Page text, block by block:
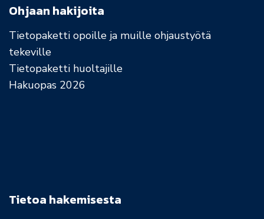
Ohjaan hakijoita
Tietopaketti opoille ja muille ohjaustyötä
tekeville
Tietopaketti huoltajille
Hakuopas 2026
Tietoa hakemisesta